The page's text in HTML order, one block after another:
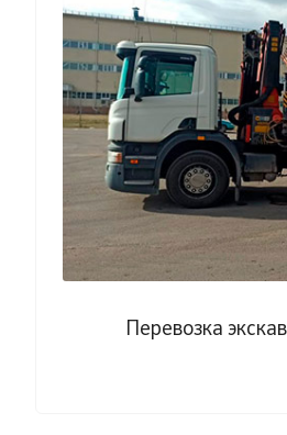
Перевозка